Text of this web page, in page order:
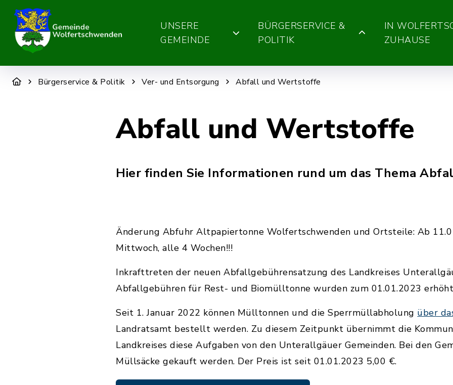
UNSERE
GEMEINDE
BÜRGERSERVICE &
POLITIK
IN
ZUHAUSE
Bürgerservice & Politik Ver- und Entsorgung Abfall und Wertstoffe
Abfall und Wertstoffe
Hier finden Sie Informationen rund um das Thema
Änderung Abfuhr Altpapiertonne Wolfertschwenden und Ortsteile: Ab
Mittwoch, alle 4 Wochen!!!
Inkrafttreten der neuen Abfallgebührensatzung des Landkreises
Abfallgebühren für Rest- und Biomülltonne wurden zum 01.01.2023
Seit 1. Januar 2022 können Mülltonnen und die Sperrmüllabholung über
Landratsamt bestellt werden. Zu diesem Zeitpunkt übernimmt die
Landkreises diese Aufgaben von den Unterallgäuer Gemeinden. Bei den
Müllsäcke gekauft werden. Der Preis ist seit 01.01.2023 5,00 €.